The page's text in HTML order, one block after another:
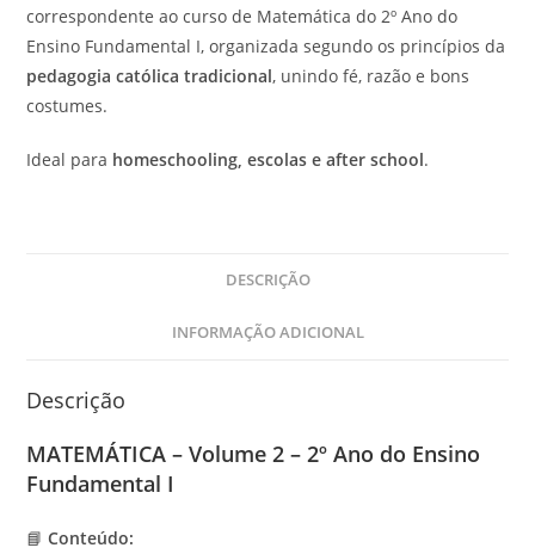
correspondente ao curso de Matemática do 2º Ano do
Ensino Fundamental I, organizada segundo os princípios da
pedagogia católica tradicional, unindo fé, razão e bons
costumes.
Ideal para homeschooling, escolas e after school.
DESCRIÇÃO
INFORMAÇÃO ADICIONAL
Descrição
MATEMÁTICA – Volume 2 – 2º Ano do Ensino
Fundamental I
📘Conteúdo: